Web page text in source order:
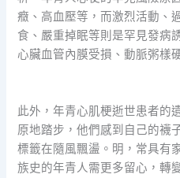
癥、高血壓等，而激烈活動、
食、嚴重掉眠等則是罕見發病
心臟血管內膜受損、動脈粥樣
此外，年青心肌梗逝世患者的
原地踏步，他們感到自己的襪
標籤在隨風飄盪。明，常具有
族史的年青人需更多留心，轉